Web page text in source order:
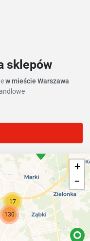
sklepów
w mieście Warszawa
130
17
+
−